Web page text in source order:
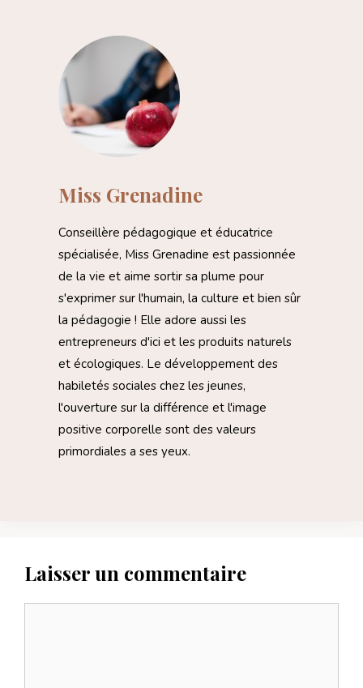
Miss Grenadine
Conseillère pédagogique et éducatrice
spécialisée, Miss Grenadine est passionnée
de la vie et aime sortir sa plume pour
s'exprimer sur l'humain, la culture et bien sûr
la pédagogie ! Elle adore aussi les
entrepreneurs d'ici et les produits naturels
et écologiques. Le développement des
habiletés sociales chez les jeunes,
l'ouverture sur la différence et l'image
positive corporelle sont des valeurs
primordiales a ses yeux.
Laisser un commentaire